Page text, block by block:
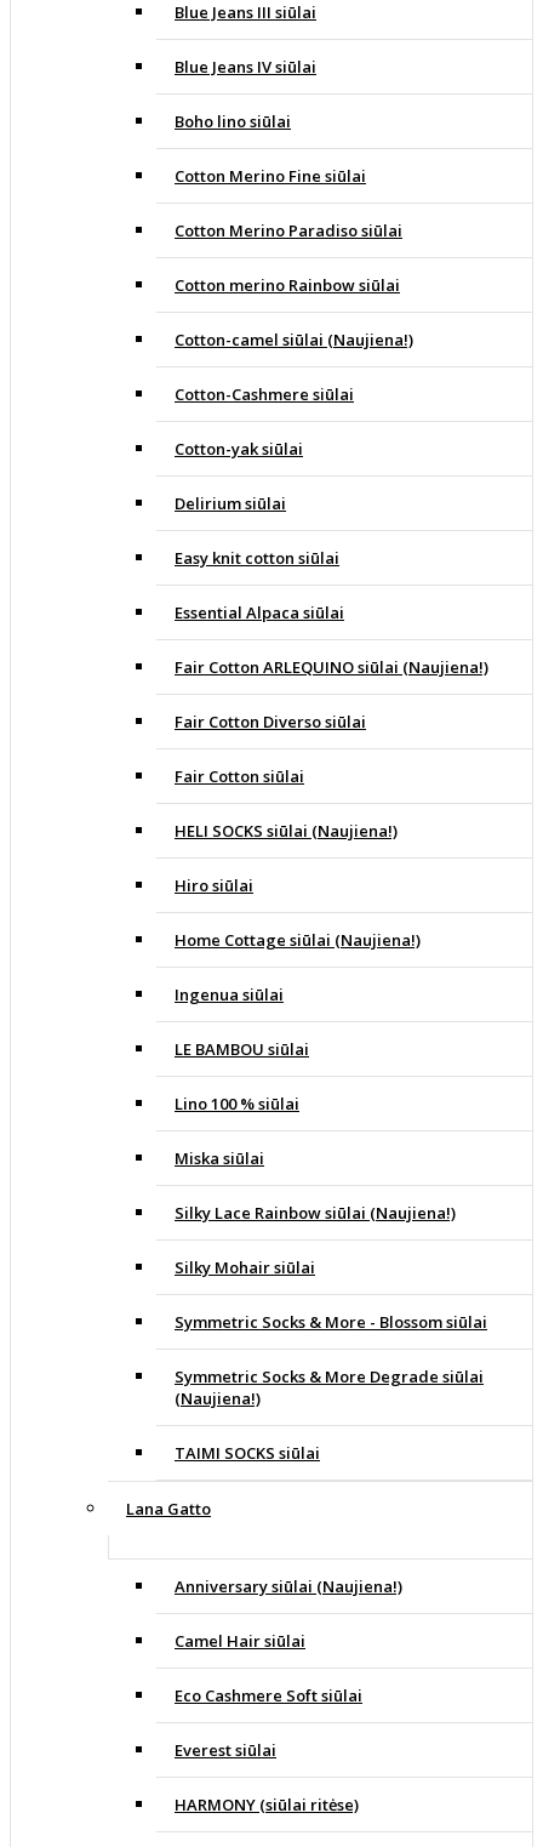
Blue Jeans III siūlai
Blue Jeans IV siūlai
Boho lino siūlai
Cotton Merino Fine siūlai
Cotton Merino Paradiso siūlai
Cotton merino Rainbow siūlai
Cotton-camel siūlai (Naujiena!)
Cotton-Cashmere siūlai
Cotton-yak siūlai
Delirium siūlai
Easy knit cotton siūlai
Essential Alpaca siūlai
Fair Cotton ARLEQUINO siūlai (Naujiena!)
Fair Cotton Diverso siūlai
Fair Cotton siūlai
HELI SOCKS siūlai (Naujiena!)
Hiro siūlai
Home Cottage siūlai (Naujiena!)
Ingenua siūlai
LE BAMBOU siūlai
Lino 100 % siūlai
Miska siūlai
Silky Lace Rainbow siūlai (Naujiena!)
Silky Mohair siūlai
Symmetric Socks & More - Blossom siūlai
Symmetric Socks & More Degrade siūlai
(Naujiena!)
TAIMI SOCKS siūlai
Lana Gatto
Anniversary siūlai (Naujiena!)
Camel Hair siūlai
Eco Cashmere Soft siūlai
Everest siūlai
HARMONY (siūlai ritėse)